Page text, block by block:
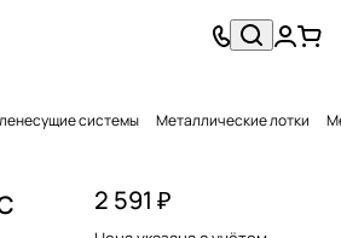
системы Металлические лотки
2 591 ₽